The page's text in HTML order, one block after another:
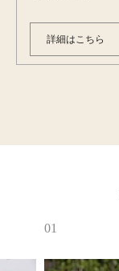
詳細はこちら
01